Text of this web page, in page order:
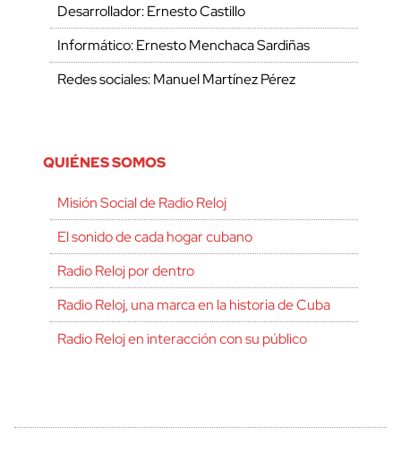
Desarrollador: Ernesto Castillo
Informático: Ernesto Menchaca Sardiñas
Redes sociales: Manuel Martínez Pérez
QUIÉNES SOMOS
Misión Social de Radio Reloj
El sonido de cada hogar cubano
Radio Reloj por dentro
Radio Reloj, una marca en la historia de Cuba
Radio Reloj en interacción con su público